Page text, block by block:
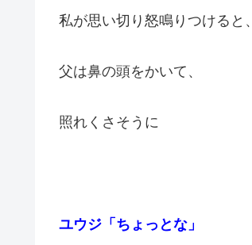
私が思い切り怒鳴りつけると、
父は鼻の頭をかいて、
照れくさそうに
ユウジ「ちょっとな」